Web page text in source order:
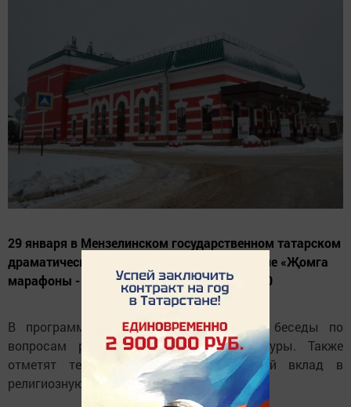
29 января в Мензелинском государственном татарском
драматическом театре пройдет мероприятие «Җомга
марафоны - Минзәлә». Оно начнется в 13:00
В программе - проповеди, мунаджаты, беседы по
вопросам религии, национальной культуры. Также
отметят тех, кто вносит существенный вклад в
религиозную и культурную жизнь района.